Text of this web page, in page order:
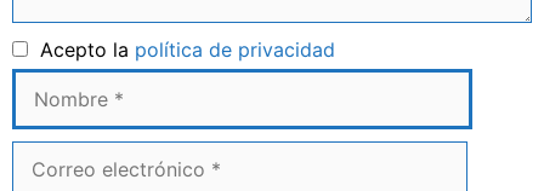
Acepto la política de privacidad